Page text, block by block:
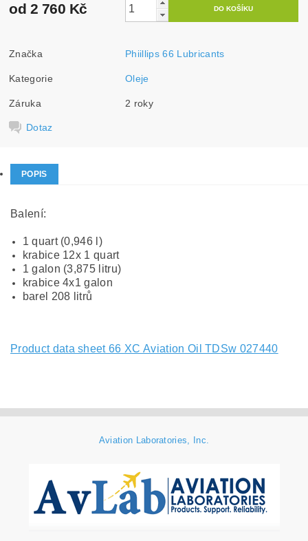
od 2 760 Kč
Značka Phiillips 66 Lubricants
Kategorie Oleje
Záruka 2 roky
Dotaz
POPIS
Balení:
1 quart (0,946 l)
krabice 12x 1 quart
1 galon (3,875 litru)
krabice 4x1 galon
barel 208 litrů
Product data sheet 66 XC Aviation Oil TDSw 027440
Aviation Laboratories, Inc.